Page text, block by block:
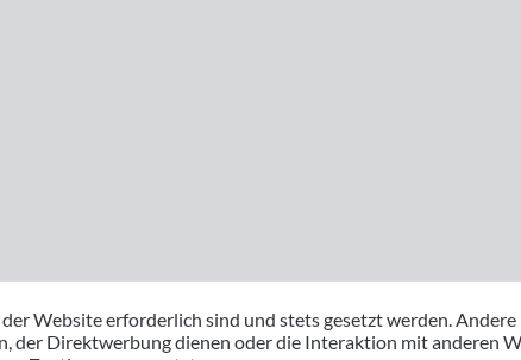
Website erforderlich sind und stets gesetzt werden. Andere
der Direktwerbung dienen oder die Interaktion mit anderen